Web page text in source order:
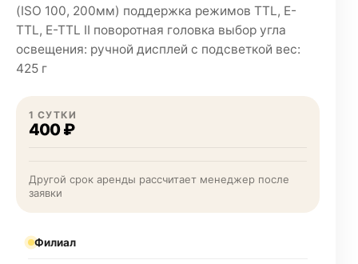
(ISO 100, 200мм) поддержка режимов TTL, E-
TTL, E-TTL II поворотная головка выбор угла
освещения: ручной дисплей с подсветкой вес:
425 г
1 СУТКИ
400 ₽
Другой срок аренды рассчитает менеджер после
заявки
Филиал